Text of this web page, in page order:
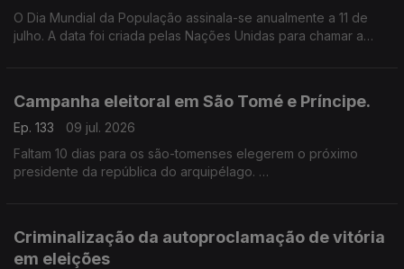
O Dia Mundial da População assinala-se anualmente a 11 de
julho. A data foi criada pelas Nações Unidas para chamar a
Campanha eleitoral em São Tomé e Príncipe.
Ep. 133
09 jul. 2026
Faltam 10 dias para os são-tomenses elegerem o próximo
presidente da república do arquipélago.
Criminalização da autoproclamação de vitória
em eleições